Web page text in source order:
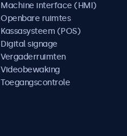
Machine interface (HMI)
Openbare ruimtes
Kassasysteem (POS)
Digital signage
Vergaderruimten
Videobewaking
Toegangscontrole